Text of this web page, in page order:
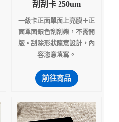
刮刮卡 250um
一級卡正面單面上亮膜＋正
面單面銀色刮刮樂，不需開
版。刮除形狀隨意設計，內
容恣意填寫。
前往商品